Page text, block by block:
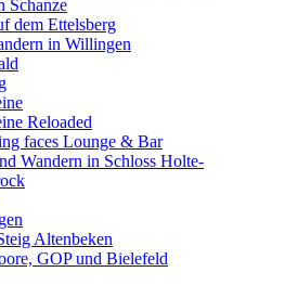
Schanze
dem Ettelsberg
in Willingen
Reloaded
faces Lounge & Bar
Wandern in Schloss Holte-
Altenbeken
GOP und Bielefeld